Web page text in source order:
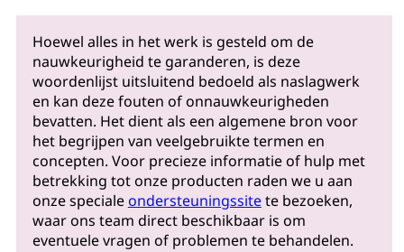
Hoewel alles in het werk is gesteld om de
nauwkeurigheid te garanderen, is deze
woordenlijst uitsluitend bedoeld als naslagwerk
en kan deze fouten of onnauwkeurigheden
bevatten. Het dient als een algemene bron voor
het begrijpen van veelgebruikte termen en
concepten. Voor precieze informatie of hulp met
betrekking tot onze producten raden we u aan
onze specialeondersteuningssitete bezoeken,
waar ons team direct beschikbaar is om
eventuele vragen of problemen te behandelen.